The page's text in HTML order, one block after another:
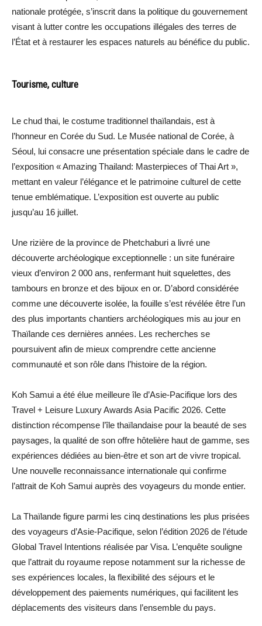
nationale protégée, s’inscrit dans la politique du gouvernement
visant à lutter contre les occupations illégales des terres de
l’État et à restaurer les espaces naturels au bénéfice du public.
Tourisme, culture
Le chud thai, le costume traditionnel thaïlandais, est à
l’honneur en Corée du Sud. Le Musée national de Corée, à
Séoul, lui consacre une présentation spéciale dans le cadre de
l’exposition « Amazing Thailand: Masterpieces of Thai Art »,
mettant en valeur l’élégance et le patrimoine culturel de cette
tenue emblématique. L’exposition est ouverte au public
jusqu’au 16 juillet.
Une rizière de la province de Phetchaburi a livré une
découverte archéologique exceptionnelle : un site funéraire
vieux d’environ 2 000 ans, renfermant huit squelettes, des
tambours en bronze et des bijoux en or. D’abord considérée
comme une découverte isolée, la fouille s’est révélée être l’un
des plus importants chantiers archéologiques mis au jour en
Thaïlande ces dernières années. Les recherches se
poursuivent afin de mieux comprendre cette ancienne
communauté et son rôle dans l’histoire de la région.
Koh Samui a été élue meilleure île d’Asie-Pacifique lors des
Travel + Leisure Luxury Awards Asia Pacific 2026. Cette
distinction récompense l’île thaïlandaise pour la beauté de ses
paysages, la qualité de son offre hôtelière haut de gamme, ses
expériences dédiées au bien-être et son art de vivre tropical.
Une nouvelle reconnaissance internationale qui confirme
l’attrait de Koh Samui auprès des voyageurs du monde entier.
La Thaïlande figure parmi les cinq destinations les plus prisées
des voyageurs d’Asie-Pacifique, selon l’édition 2026 de l’étude
Global Travel Intentions réalisée par Visa. L’enquête souligne
que l’attrait du royaume repose notamment sur la richesse de
ses expériences locales, la flexibilité des séjours et le
développement des paiements numériques, qui facilitent les
déplacements des visiteurs dans l’ensemble du pays.